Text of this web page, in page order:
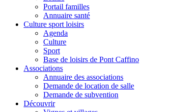
Portail familles
Annuaire santé
Culture sport loisirs
Agenda
Culture
Sport
Base de loisirs de Pont Caffino
Associations
Annuaire des associations
Demande de location de salle
Demande de subvention
Découvrir